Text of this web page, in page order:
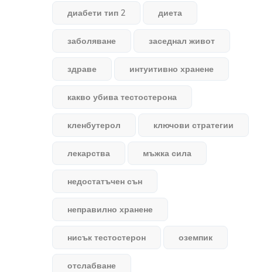
диабети тип 2 диета
заболяване заседнал живот
здраве интуитивно хранене
какво убива тестостерона
кленбутерол ключови стратегии
лекарства мъжка сила
недостатъчен сън
неправилно хранене
нисък тестостерон оземпик
отслабване